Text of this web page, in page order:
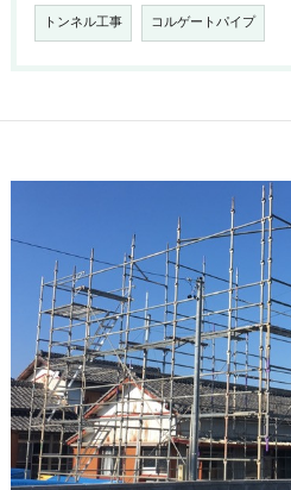
トンネル工事 コルゲートパイプ